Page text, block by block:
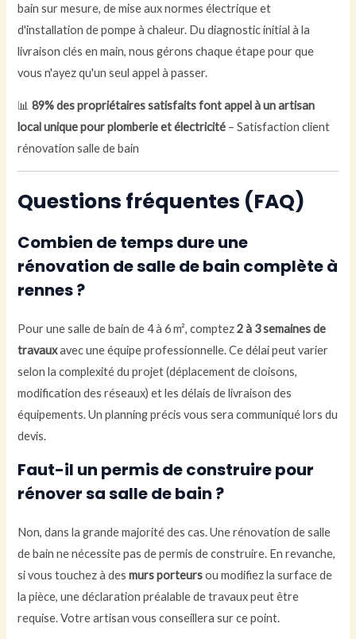
bain sur mesure, de mise aux normes électrique et
d'installation de pompe à chaleur. Du diagnostic initial à la
livraison clés en main, nous gérons chaque étape pour que
vous n'ayez qu'un seul appel à passer.
📊89% des propriétaires satisfaits font appel à un artisan
local unique pour plomberie et électricité – Satisfaction client
rénovation salle de bain
Questions fréquentes (FAQ)
Combien de temps dure une
rénovation de salle de bain complète à
rennes ?
Pour une salle de bain de 4 à 6 m², comptez2 à 3 semaines de
travauxavec une équipe professionnelle. Ce délai peut varier
selon la complexité du projet (déplacement de cloisons,
modification des réseaux) et les délais de livraison des
équipements. Un planning précis vous sera communiqué lors du
devis.
Faut-il un permis de construire pour
rénover sa salle de bain ?
Non, dans la grande majorité des cas. Une rénovation de salle
de bain ne nécessite pas de permis de construire. En revanche,
si vous touchez à desmurs porteursou modifiez la surface de
la pièce, une déclaration préalable de travaux peut être
requise. Votre artisan vous conseillera sur ce point.